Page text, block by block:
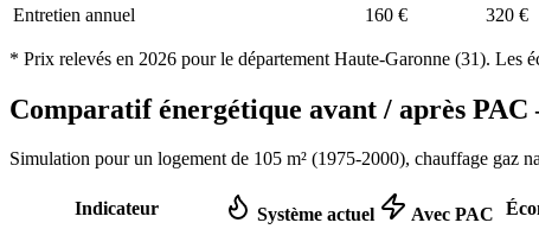
Entretien annuel
160 € 320 €
* Prix relevés en 2026 pour le département Haute-Garonne (31). Les
Comparatif énergétique avant / après
Simulation pour un logement de 105 m² (1975-2000), chauffage gaz
Indicateur Système actuel Avec PAC